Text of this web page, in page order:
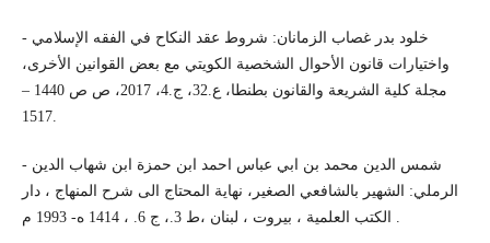
- خلود بدر غصاب الزمانان: شروط عقد النكاح في الفقه الإسلامي
واختيارات قانون الأحوال الشخصية الكويتي مع بعض القوانين الأخرى،
مجلة كلية الشريعة والقانون بطنطا، ع.32، ج.4، 2017، ص ص 1440 –
1517.
- شمس الدين محمد بن ابي عباس احمد ابن حمزة ابن شهاب الدين
الرملي: الشهير بالشافعي الصغير، نهاية المحتاج الى شرح المنهاج ، دار
الكتب العلمية ، بيروت ، لبنان ،ط 3.، ج 6. ، 1414 ه- 1993 م .